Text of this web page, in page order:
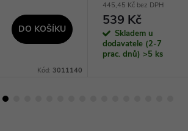
DO KOŠÍKU
Kód: 3011140
445,45 Kč bez DPH
539 Kč
Skladem u
dodavatele (2-7
prac. dnů) >5 ks